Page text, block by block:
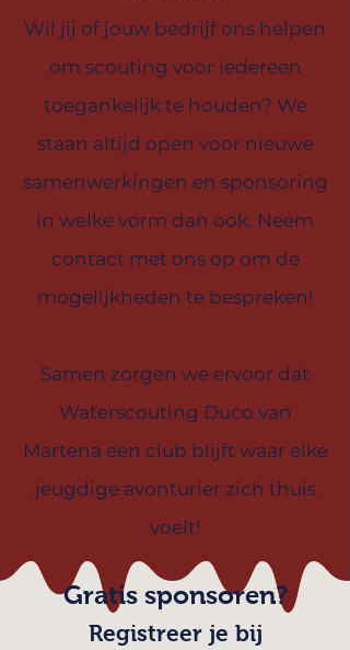
Wil jij of jouw bedrijf ons helpen
om scouting voor iedereen
toegankelijk te houden? We
staan altijd open voor nieuwe
samenwerkingen en sponsoring
in welke vorm dan ook. Neem
contact met ons op om de
mogelijkheden te bespreken!
Samen zorgen we ervoor dat
Waterscouting Duco van
Martena een club blijft waar elke
jeugdige avonturier zich thuis
voelt!
Gratis sponsoren?
Registreer je bij